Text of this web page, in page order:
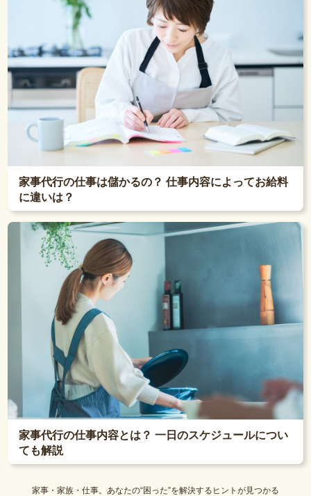
家事代行の仕事は儲かるの？ 仕事内容によってお給料
に違いは？
家事代行の仕事内容とは？ 一日のスケジュールについ
ても解説
家事・家族・仕事。あなたの“困った”を解決するヒントが見つかる